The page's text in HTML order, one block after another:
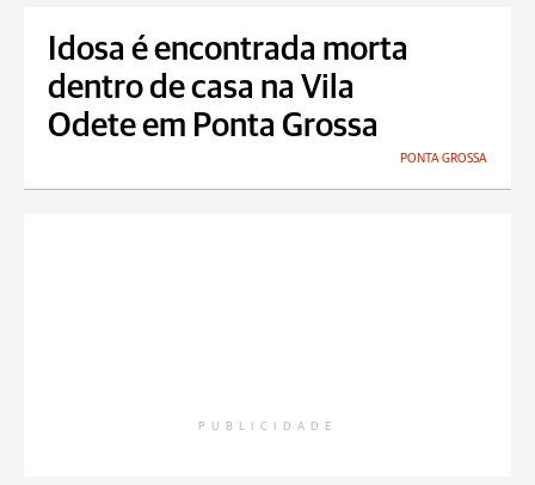
Idosa é encontrada morta
dentro de casa na Vila
Odete em Ponta Grossa
PONTA GROSSA
PUBLICIDADE